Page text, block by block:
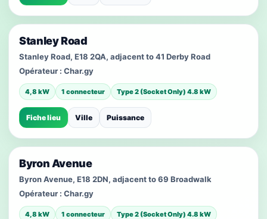
Stanley Road
Stanley Road, E18 2QA, adjacent to 41 Derby Road
Opérateur : Char.gy
4,8 kW 1 connecteur Type 2 (Socket Only) 4.8 kW
Fiche lieu Ville Puissance
Byron Avenue
Byron Avenue, E18 2DN, adjacent to 69 Broadwalk
Opérateur : Char.gy
4,8 kW 1 connecteur Type 2 (Socket Only) 4.8 kW